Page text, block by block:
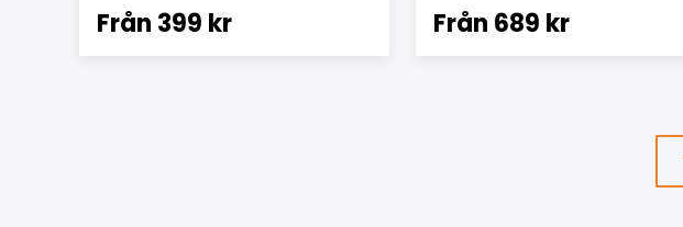
Från 399 kr Från 689 kr